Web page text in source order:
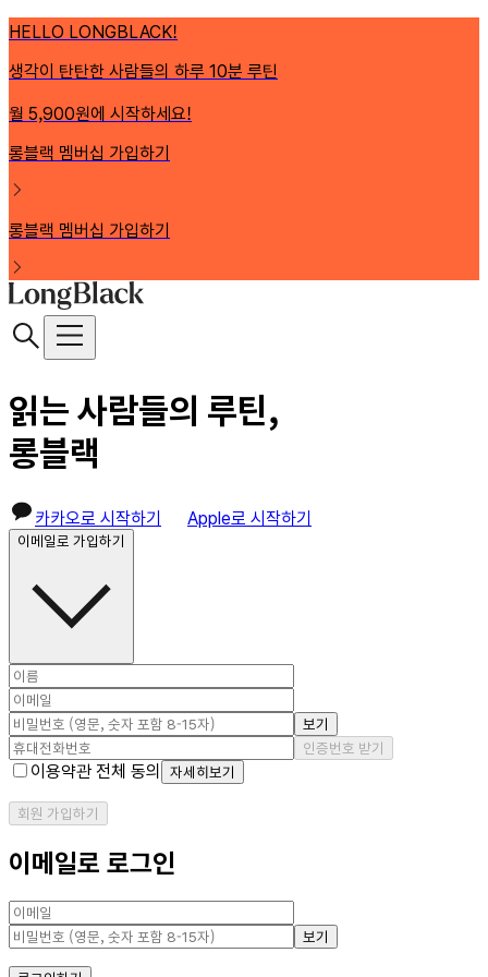
HELLO LONGBLACK!
생각이 탄탄한 사람들의 하루 10분 루틴
월 5,900원에 시작하세요!
롱블랙 멤버십 가입하기
롱블랙 멤버십 가입하기
읽는 사람들의 루틴,
롱블랙
카카오로 시작하기 Apple로 시작하기
이메일로 가입하기
보기
인증번호 받기
이용약관 전체 동의 자세히보기
회원 가입하기
이메일로 로그인
보기